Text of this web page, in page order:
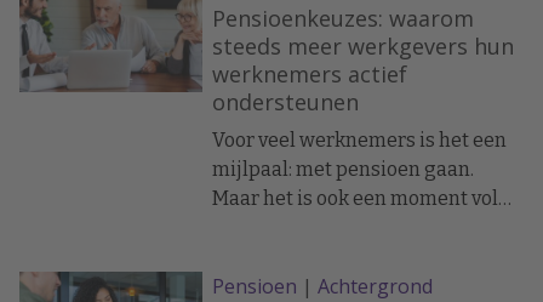
projectorganisatie die door
overnames een complex
pensioenlandschap had
opgebouwd, bij het harmoniseren
van de regelingen én het
toekomstbestendig maken van
het beleid in lijn met de Wet
Pensioenkeuzes: waarom
steeds meer werkgevers hun
werknemers actief
ondersteunen
Voor veel werknemers is het een
mijlpaal: met pensioen gaan.
Maar het is ook een moment vol
doen? Waar heb ik eigenlijk recht
Pensioen | Achtergrond